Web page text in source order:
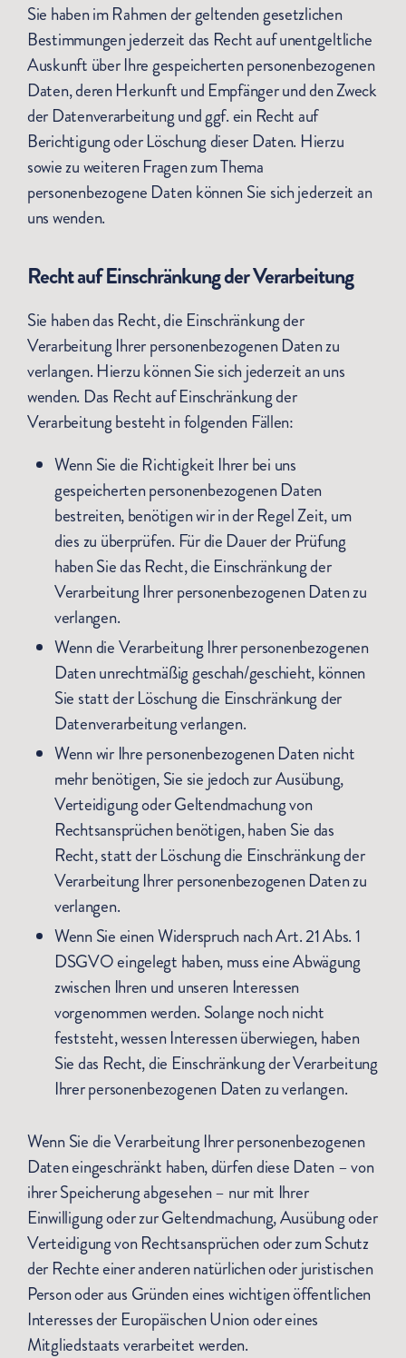
Sie haben im Rahmen der geltenden gesetzlichen
Bestimmungen jederzeit das Recht auf unentgeltliche
Auskunft über Ihre gespeicherten personenbezogenen
Daten, deren Herkunft und Empfänger und den Zweck
der Datenverarbeitung und ggf. ein Recht auf
Berichtigung oder Löschung dieser Daten. Hierzu
sowie zu weiteren Fragen zum Thema
personenbezogene Daten können Sie sich jederzeit an
uns wenden.
Recht auf Einschränkung der Verarbeitung
Sie haben das Recht, die Einschränkung der
Verarbeitung Ihrer personenbezogenen Daten zu
verlangen. Hierzu können Sie sich jederzeit an uns
wenden. Das Recht auf Einschränkung der
Verarbeitung besteht in folgenden Fällen:
Wenn Sie die Richtigkeit Ihrer bei uns
gespeicherten personenbezogenen Daten
bestreiten, benötigen wir in der Regel Zeit, um
dies zu überprüfen. Für die Dauer der Prüfung
haben Sie das Recht, die Einschränkung der
Verarbeitung Ihrer personenbezogenen Daten zu
verlangen.
Wenn die Verarbeitung Ihrer personenbezogenen
Daten unrechtmäßig geschah/geschieht, können
Sie statt der Löschung die Einschränkung der
Datenverarbeitung verlangen.
Wenn wir Ihre personenbezogenen Daten nicht
mehr benötigen, Sie sie jedoch zur Ausübung,
Verteidigung oder Geltendmachung von
Rechtsansprüchen benötigen, haben Sie das
Recht, statt der Löschung die Einschränkung der
Verarbeitung Ihrer personenbezogenen Daten zu
verlangen.
Wenn Sie einen Widerspruch nach Art. 21 Abs. 1
DSGVO eingelegt haben, muss eine Abwägung
zwischen Ihren und unseren Interessen
vorgenommen werden. Solange noch nicht
feststeht, wessen Interessen überwiegen, haben
Sie das Recht, die Einschränkung der Verarbeitung
Ihrer personenbezogenen Daten zu verlangen.
Wenn Sie die Verarbeitung Ihrer personenbezogenen
Daten eingeschränkt haben, dürfen diese Daten – von
ihrer Speicherung abgesehen – nur mit Ihrer
Einwilligung oder zur Geltendmachung, Ausübung oder
Verteidigung von Rechtsansprüchen oder zum Schutz
der Rechte einer anderen natürlichen oder juristischen
Person oder aus Gründen eines wichtigen öffentlichen
Interesses der Europäischen Union oder eines
Mitgliedstaats verarbeitet werden.